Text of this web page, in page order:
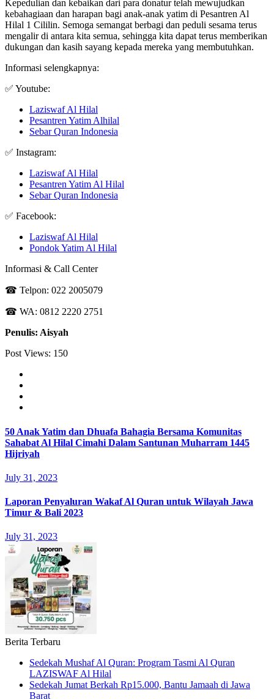
Kepedulian dan kebaikan dari para donatur telah mewujudkan
kebahagiaan dan harapan bagi anak-anak yatim di Pesantren Al
Hilal 1 Cililin. Semoga semangat berbagi dan peduli sesama terus
mengalir di antara kita semua, sehingga kita dapat terus memberikan
dukungan dan kasih sayang kepada mereka yang membutuhkan.
Informasi selengkapnya:
✅ Youtube:
Laziswaf Al Hilal
Pesantren Yatim Alhilal
Sebar Quran Indonesia
✅ Instagram:
Laziswaf Al Hilal
Pesantren Yatim Al Hilal
Sebar Quran Indonesia
✅ Facebook:
Laziswaf Al Hilal
Pondok Yatim Al Hilal
Informasi & Call Center
☎ Telpon: 022 2005079
☎ WA: 0812 2220 2751
Penulis: Aisyah
Post Views: 150
50 Anak Yatim dan Dhuafa Bahagia Bersama Komunitas
Sahabat Al Hilal Cimahi Dalam Santunan Muharram 1445
Hijriyah
July 31, 2023
Laporan Penyaluran Wakaf Al Quran untuk Wilayah Jawa
Timur & Bali 2023
July 31, 2023
Berita Terbaru
Sedekah Mushaf Al Quran: Program Tasmi Al Quran
LAZISWAF Al Hilal
Sedekah Jumat Berkah Rp15.000, Bantu Jamaah di Jawa
Barat